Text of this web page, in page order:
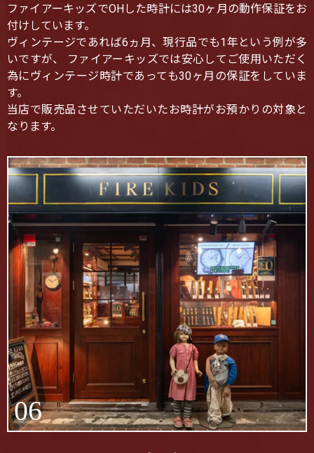
ファイアーキッズでOHした時計には30ヶ月の動作保証をお
付けしています。
ヴィンテージであれば6ヵ月、現行品でも1年という例が多
いですが、 ファイアーキッズでは安心してご使用いただく
為にヴィンテージ時計であっても30ヶ月の保証をしていま
す。
当店で販売品させていただいたお時計がお預かりの対象と
なります。
06